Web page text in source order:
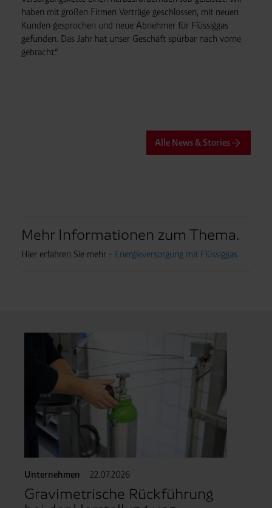
haben mit großen Firmen Verträge geschlossen, mit neuen
Kunden gesprochen und neue Abnehmer für Flüssiggas
gefunden. Das Jahr hat unser Geschäft spürbar nach vorne
gebracht.“
Alle News & Stories
Mehr Informationen zum Thema.
Hier erfahren Sie mehr - Energieversorgung mit Flüssiggas
Unternehmen 22.07.2026
Gravimetrische Rückführung